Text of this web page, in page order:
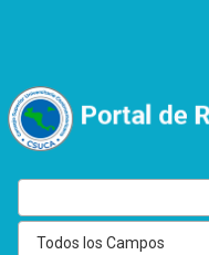
VuFind